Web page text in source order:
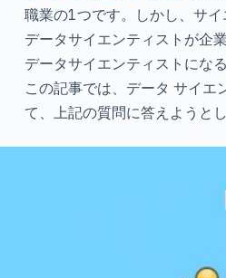
職業の1つです。しかし、サイ
データサイエンティストが企
データサイエンティストにな
この記事では、データ サイエ
て、上記の質問に答えようとし